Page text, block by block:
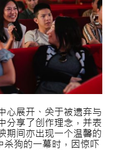
心展开、关于被遗弃与
分享了创作理念，并表
期间亦出现一个温馨的
狗的一幕时，因惊吓